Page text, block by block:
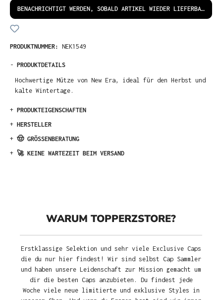
BENACHRICHTIGT WERDEN, SOBALD ARTIKEL WIEDER LIEFERBAR IST!
PRODUKTNUMMER: NEK1549
- PRODUKTDETAILS
Hochwertige Mütze von New Era, ideal für den Herbst und
kalte Wintertage.
+ PRODUKTEIGENSCHAFTEN
+ HERSTELLER
+ 🤠 GRÖSSENBERATUNG
+ 🚀 KEINE WARTEZEIT BEIM VERSAND
WARUM TOPPERZSTORE?
Erstklassige Selektion und sehr viele Exclusive Caps
die du nur hier findest! Wir sind selbst Cap Sammler
und haben unsere Leidenschaft zur Mission gemacht um
dir die besten Caps anzubieten. Du findest jede
Woche viele neue limitierte und exklusive Styles in